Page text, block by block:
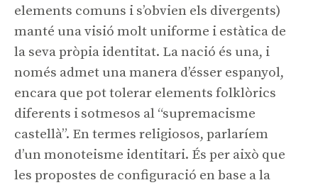
elements comuns i s’obvien els divergents)
manté una visió molt uniforme i estàtica de
la seva pròpia identitat. La nació és una, i
només admet una manera d’ésser espanyol,
encara que pot tolerar elements folklòrics
diferents i sotmesos al “supremacisme
castellà”. En termes religiosos, parlaríem
d’un monoteisme identitari. És per això que
les propostes de configuració en base a la